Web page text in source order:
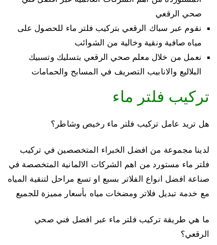
صحي الرقعي
نقوم عبر سباك الرقعي بتركيب فلتر ماء للحصول على
مياه صافية ونقية وخالية من الشوائب
نعمل من خلال معلم صحي الرقعي بتسليك وتسبيك
البلاليع والانابيب التصريف في المسابح والحمامات
تركيب فلتر ماء
هل تريد عامل تركيب فلتر ماء رخيص وشاطر؟
لدينا مجموعة من افضل الخبراء المتخصصين في تركيب
فلتر ماء مستورد من اهم الشركات الالمانية المتخصصة في
صناعة افضل انواع الفلاتر بسبع او تسع مراحل لتنقية المياه
مع خدمة تبديل فلاتر ومضخات مياه بأسعار مميزة للجميع
ما هي طريقة تركيب فلتر ماء عبر افضل فني صحي
الرقعي؟